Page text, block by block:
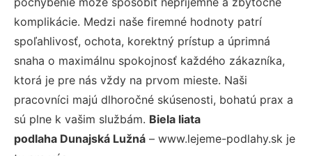
komplikácie. Medzi naše firemné hodnoty patrí
spoľahlivosť, ochota, korektný prístup a úprimná
snaha o maximálnu spokojnosť každého zákazníka,
ktorá je pre nás vždy na prvom mieste. Naši
pracovníci majú dlhoročné skúsenosti, bohatú prax a
sú plne k vašim službám. Biela liata
podlaha Dunajská Lužná – www.lejeme-podlahy.sk je